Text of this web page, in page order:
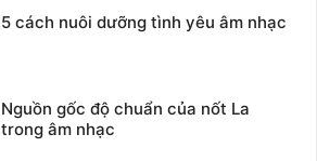
5 cách nuôi dưỡng tình yêu âm nhạc
Nguồn gốc độ chuẩn của nốt La
trong âm nhạc